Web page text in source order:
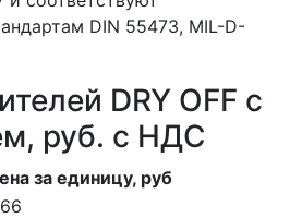
DIN 55473, MIL-D-
DRY OFF с
руб. с НДС
за единицу, руб